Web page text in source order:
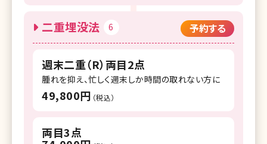
二重埋没法 6 予約する
週末二重（R）両目2点
腫れを抑え、忙しく週末しか時間の取れない方に
49,800円 （税込）
両目3点